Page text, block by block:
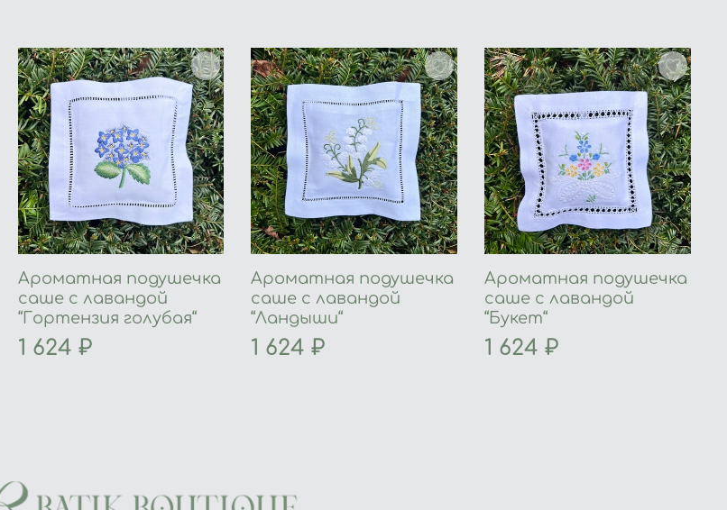
Ароматная подушечка
саше с лавандой
“Гортензия голубая“
1 624 ₽
Ароматная подушечка
саше с лавандой
“Ландыши“
1 624 ₽
Ароматная подушечка
саше с лавандой
“Букет“
1 624 ₽